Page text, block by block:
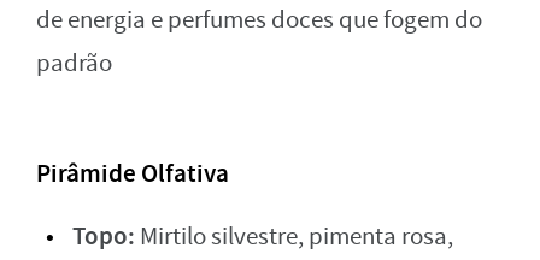
de energia e perfumes doces que fogem do
padrão
Pirâmide Olfativa
Topo: Mirtilo silvestre, pimenta rosa,